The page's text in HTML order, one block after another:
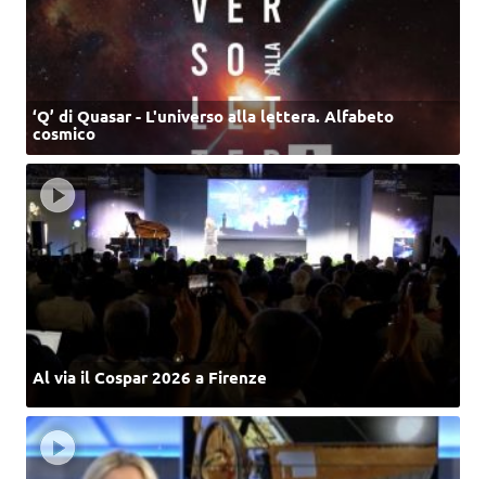
‘Q’ di Quasar - L'universo alla lettera. Alfabeto
cosmico
Al via il Cospar 2026 a Firenze